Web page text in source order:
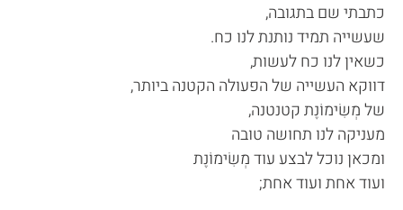
כתבתי שם בתגובה,
שעשייה תמיד נותנת לנו כח.
כשאין לנו כח לעשות,
דווקא העשייה של הפעולה הקטנה ביותר,
של מְשִׂימוֹנֶת קטנטנה,
מעניקה לנו תחושה טובה
ומכאן נוכל לבצע עוד מְשִׂימוֹנֶת
ועוד אחת ועוד אחת;